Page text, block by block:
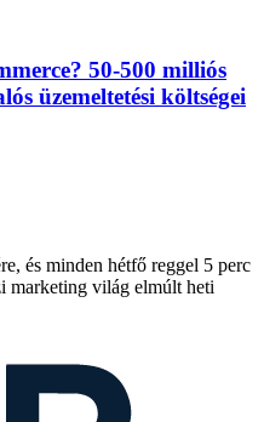
50-500 milliós
üzemeltetési költségei
és minden hétfő reggel 5 perc
marketing világ elmúlt heti